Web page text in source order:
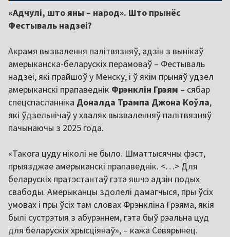
«Адчулі, што яны – народ». Што прынёс
Фестываль надзеі?
Акрамя вызвалення палітвязняў, адзін з вынікаў
амерыканска-беларускіх перамоваў – Фестываль
надзеі, які прайшоў у Менску, і ў якім прыняў удзел
амерыканскі прапаведнік Фрэнклін Грэям – сябар
спецспасланніка Доналда Трампа Джона Коўла,
які ўдзельнічаў у хвалях вызваленняў палітвязняў
пачынаючы з 2025 года.
«Такога цуду ніколі не было. Шматтысячны фэст,
прыязджае амерыканскі прапаведнік. <…> Для
беларускіх пратэстантаў гэта яшчэ адзін подых
свабоды. Амерыканцы здолелі дамагчыся, пры ўсіх
умовах і пры ўсіх там словах Фрэнкліна Грэяма, якія
былі сустрэтыя з абурэннем, гэта быў рэальна цуд
для беларускіх хрысціянаў», – кажа Севярынец.